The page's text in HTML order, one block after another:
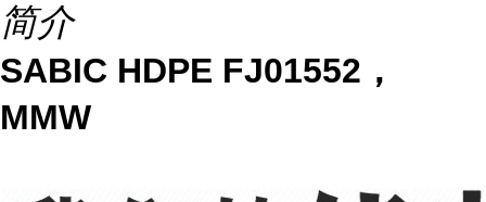
简介
SABIC HDPE FJ01552，
MMW